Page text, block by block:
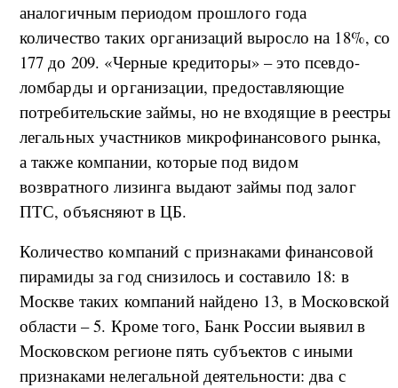
аналогичным периодом прошлого года
количество таких организаций выросло на 18%, со
177 до 209. «Черные кредиторы» – это псевдо-
ломбарды и организации, предоставляющие
потребительские займы, но не входящие в реестры
легальных участников микрофинансового рынка,
а также компании, которые под видом
возвратного лизинга выдают займы под залог
ПТС, объясняют в ЦБ.
Количество компаний с признаками финансовой
пирамиды за год снизилось и составило 18: в
Москве таких компаний найдено 13, в Московской
области – 5. Кроме того, Банк России выявил в
Московском регионе пять субъектов с иными
признаками нелегальной деятельности: два с